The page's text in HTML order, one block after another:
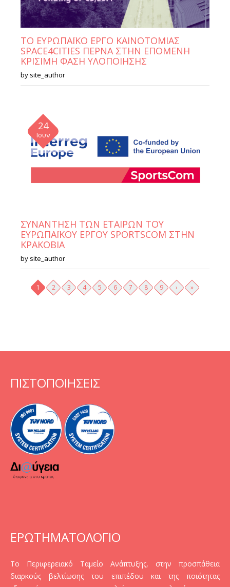
ΤΟ ΕΥΡΩΠΑΪΚΟ ΕΡΓΟ ΚΑΙΝΟΤΟΜΙΑΣ
SPACE4CITIES ΠΕΡΝΑ ΣΤΗΝ ΕΠΟΜΕΝΗ
ΚΡΙΣΙΜΗ ΦΑΣΗ ΥΛΟΠΟΙΗΣΗΣ
by site_author
24
Ιουν
ΣΥΝΑΝΤΗΣΗ ΤΩΝ ΕΤΑΙΡΩΝ ΤΟΥ
ΕΥΡΩΠΑΪΚΟΥ ΕΡΓΟΥ SPORTSCOM ΣΤΗΝ
ΚΡΑΚΟΒΙΑ
by site_author
Σελίδες
1 2 3 4 5 6 7 8 9 › »
ΠΙΣΤΟΠΟΙΗΣΕΙΣ
ΕΡΩΤΗΜΑΤΟΛΟΓΙΟ
Το Περιφερειακό Ταμείο Ανάπτυξης, στην προσπάθεια
διαρκούς βελτίωσης του επιπέδου και της ποιότητας